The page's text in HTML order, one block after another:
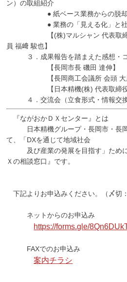
ン）の取組紹介
● 紙ベース業務からの脱却
● 業務の「見える化」と社
【(株)マルシャン 代表取締役
員 福﨑 駿也】
３．成果報告を踏まえた感想・コ
【長岡市長 磯田 達伸】
【長岡商工会議所 会頭 大原
【日本精機(株) 代表取締役会
４．交流会（立食形式・情報交換
『ながおかＤＸセンター』とは
日本精機グループ・長岡市・長岡
て、「DXを通じて地域社会
及び産業の発展を目指す」ために
Ｘの相談窓口』です。
下記よりお申込みください。（〆切
ネットからのお申込み
https://forms.gle/
FAXでのお申込み
案内チラシ